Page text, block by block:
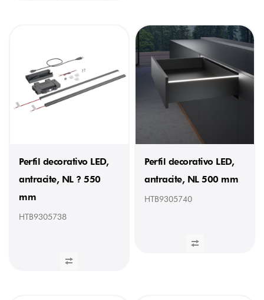
Perfil decorativo LED,
antracite, NL ? 550
mm
HTB9305738
Perfil decorativo LED,
antracite, NL 500 mm
HTB9305740